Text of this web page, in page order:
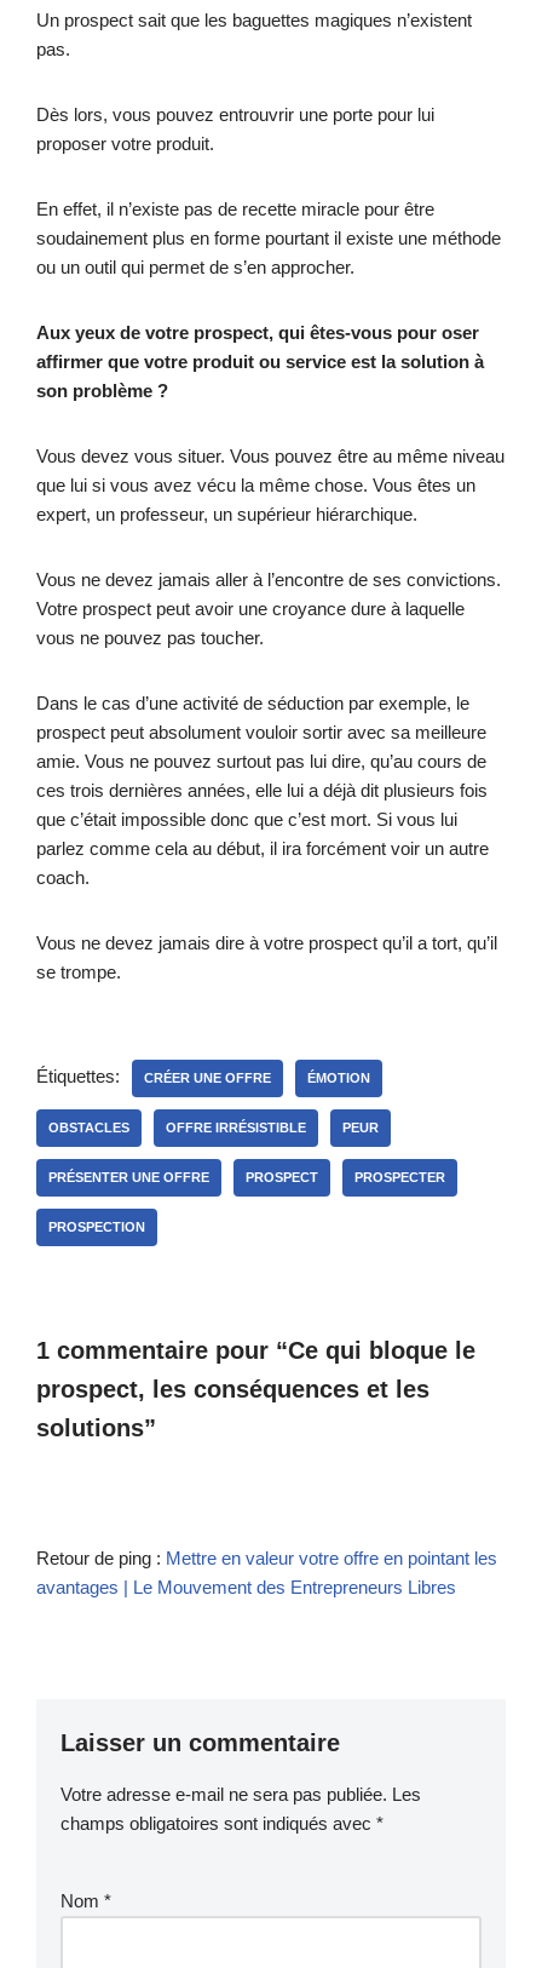
Un prospect sait que les baguettes magiques n’existent
pas.
Dès lors, vous pouvez entrouvrir une porte pour lui
proposer votre produit.
En effet, il n’existe pas de recette miracle pour être
soudainement plus en forme pourtant il existe une méthode
ou un outil qui permet de s’en approcher.
Aux yeux de votre prospect, qui êtes-vous pour oser
affirmer que votre produit ou service est la solution à
son problème ?
Vous devez vous situer. Vous pouvez être au même niveau
que lui si vous avez vécu la même chose. Vous êtes un
expert, un professeur, un supérieur hiérarchique.
Vous ne devez jamais aller à l’encontre de ses convictions.
Votre prospect peut avoir une croyance dure à laquelle
vous ne pouvez pas toucher.
Dans le cas d’une activité de séduction par exemple, le
prospect peut absolument vouloir sortir avec sa meilleure
amie. Vous ne pouvez surtout pas lui dire, qu’au cours de
ces trois dernières années, elle lui a déjà dit plusieurs fois
que c’était impossible donc que c’est mort. Si vous lui
parlez comme cela au début, il ira forcément voir un autre
coach.
Vous ne devez jamais dire à votre prospect qu’il a tort, qu’il
se trompe.
Étiquettes: CRÉER UNE OFFRE ÉMOTION
OBSTACLES OFFRE IRRÉSISTIBLE PEUR
PRÉSENTER UNE OFFRE PROSPECT PROSPECTER
PROSPECTION
1 commentaire pour “Ce qui bloque le
prospect, les conséquences et les
solutions”
Retour de ping : Mettre en valeur votre offre en pointant les
avantages | Le Mouvement des Entrepreneurs Libres
Laisser un commentaire
Votre adresse e-mail ne sera pas publiée. Les
champs obligatoires sont indiqués avec *
Nom *